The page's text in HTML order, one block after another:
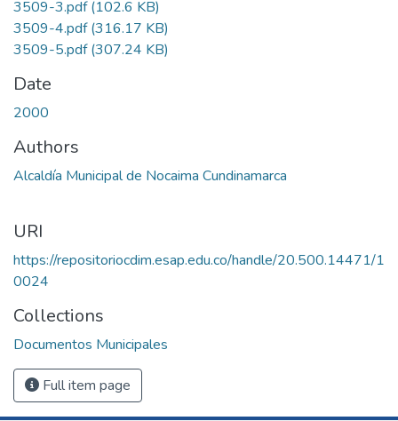
3509-3.pdf(102.6 KB)
3509-4.pdf(316.17 KB)
3509-5.pdf(307.24 KB)
Date
2000
Authors
Alcaldía Municipal de Nocaima Cundinamarca
URI
https://repositoriocdim.esap.edu.co/handle/20.500.14471/1
0024
Collections
Documentos Municipales
Full item page